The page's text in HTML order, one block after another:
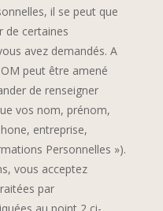
il se peut que
de certaines
avez demandés. A
peut être amené
de renseigner
vos nom, prénom,
entreprise,
Personnelles »).
vous acceptez
par